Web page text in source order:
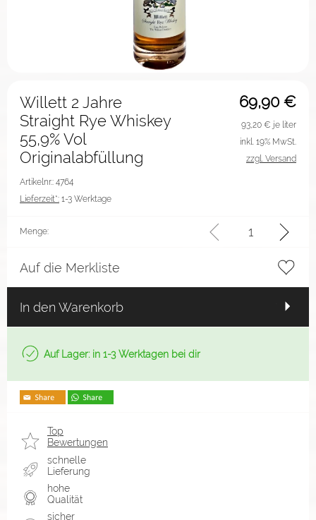
69,90 €
Willett 2 Jahre
Straight Rye Whiskey
55,9% Vol
Originalabfüllung
Artikelnr.: 4764
Lieferzeit*: 1-3 Werktage
93,20 € je liter
inkl. 19% MwSt.
zzgl. Versand
Menge:
Auf die Merkliste
In den Warenkorb
Auf Lager: in 1-3 Werktagen bei dir
Top
Bewertungen
schnelle
Lieferung
hohe
Qualität
sicher